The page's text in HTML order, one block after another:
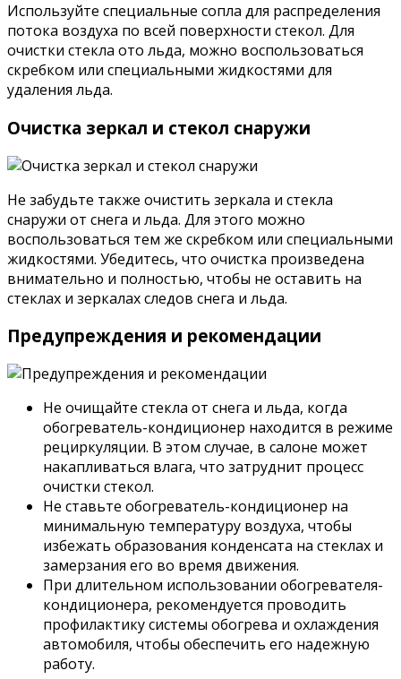
Используйте специальные сопла для распределения
потока воздуха по всей поверхности стекол. Для
очистки стекла ото льда, можно воспользоваться
скребком или специальными жидкостями для
удаления льда.
Очистка зеркал и стекол снаружи
Не забудьте также очистить зеркала и стекла
снаружи от снега и льда. Для этого можно
воспользоваться тем же скребком или специальными
жидкостями. Убедитесь, что очистка произведена
внимательно и полностью, чтобы не оставить на
стеклах и зеркалах следов снега и льда.
Предупреждения и рекомендации
Не очищайте стекла от снега и льда, когда
обогреватель-кондиционер находится в режиме
рециркуляции. В этом случае, в салоне может
накапливаться влага, что затруднит процесс
очистки стекол.
Не ставьте обогреватель-кондиционер на
минимальную температуру воздуха, чтобы
избежать образования конденсата на стеклах и
замерзания его во время движения.
При длительном использовании обогревателя-
кондиционера, рекомендуется проводить
профилактику системы обогрева и охлаждения
автомобиля, чтобы обеспечить его надежную
работу.